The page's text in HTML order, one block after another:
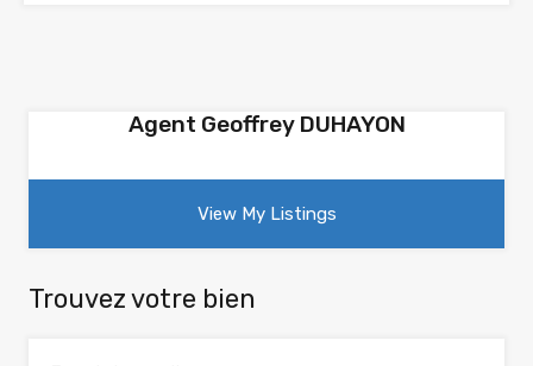
Agent Geoffrey DUHAYON
View My Listings
Trouvez votre bien